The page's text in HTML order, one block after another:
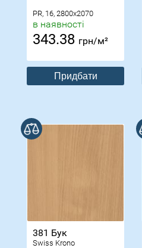
PR, 16, 2800x2070
в наявності
343.38 грн/м²
Придбати
381 Бук
Swiss Krono